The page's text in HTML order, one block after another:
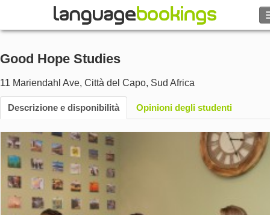
Contattaci
SFOGLIARE
Entra
Aiuto
Valuta €
Good Hope Studies
11 Mariendahl Ave, Città del Capo, Sud Africa
Descrizione e disponibilità Opinioni degli studenti